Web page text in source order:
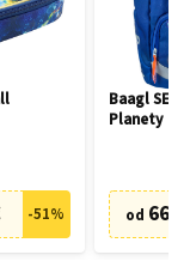
-51%
Baagl SET
Planety
od